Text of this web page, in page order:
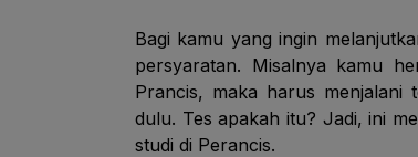
Bagi kamu yang ingin
persyaratan. Misalnya kamu
Prancis, maka harus menjalani
dulu. Tes apakah itu? Jadi, ini
studi di Perancis.